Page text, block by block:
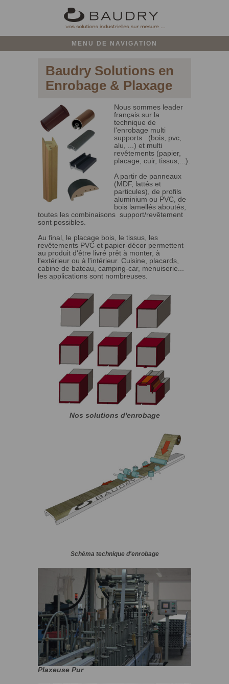
MENU DE NAVIGATION
Baudry Solutions en
Enrobage & Plaxage
Nous sommes leader
français sur la
technique de
l'enrobage multi
supports (bois, pvc,
alu, ...) et multi
revêtements (papier,
placage, cuir, tissus,...).
A partir de panneaux
(MDF, lattés et
particules), de profils
aluminium ou PVC, de
bois lamellés aboutés,
toutes les combinaisons support/revêtement
sont possibles.
Au final, le placage bois, le tissus, les
revêtements PVC et papier-décor permettent
au produit d'être livré prêt à monter, à
l'extérieur ou à l'intérieur. Cuisine, placards,
cabine de bateau, camping-car, menuiserie...
les applications sont nombreuses.
Nos solutions d'enrobage
Schéma technique d'enrobage
Plaxeuse Pur